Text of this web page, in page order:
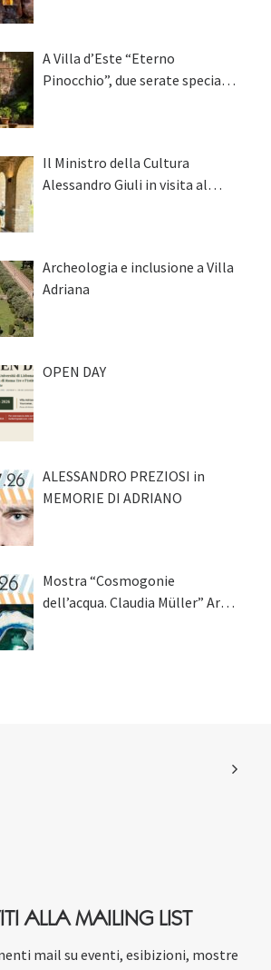
A Villa d’Este “Eterno
Pinocchio”, due serate speciali
Il Ministro della Cultura
Alessandro Giuli in visita al
Archeologia e inclusione a Villa
Adriana
OPEN DAY
ALESSANDRO PREZIOSI in
MEMORIE DI ADRIANO
Mostra “Cosmogonie
dell’acqua. Claudia Müller” Arte
ALLA MAILING LIST
mail su eventi, esibizioni, mostre